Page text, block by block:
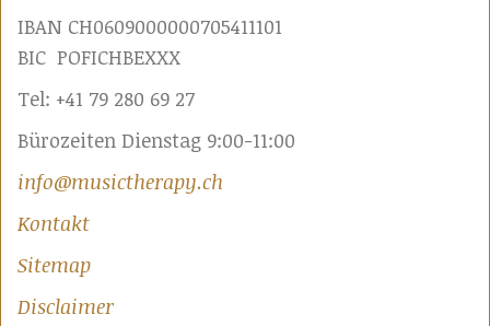
IBAN CH0609000000705411101
BIC POFICHBEXXX
Tel: +41 79 280 69 27
Bürozeiten Dienstag 9:00-11:00
info@musictherapy.ch
Kontakt
Sitemap
Disclaimer